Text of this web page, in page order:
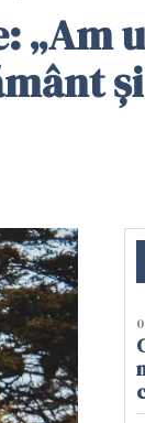
„Am